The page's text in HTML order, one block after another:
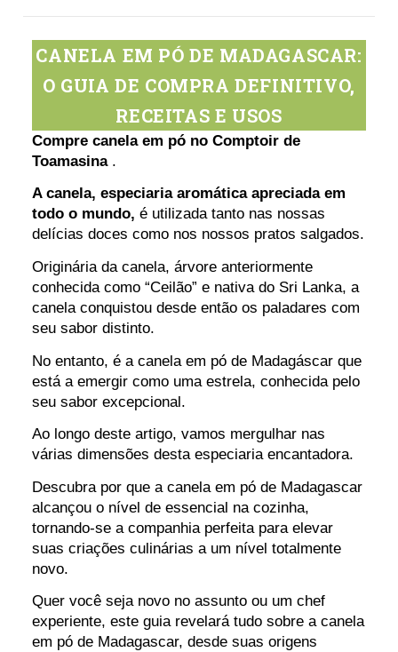
CANELA EM PÓ DE MADAGASCAR:
O GUIA DE COMPRA DEFINITIVO,
RECEITAS E USOS
Compre canela em pó no Comptoir de
Toamasina.
A canela, especiaria aromática apreciada em
todo o mundo, é utilizada tanto nas nossas
delícias doces como nos nossos pratos salgados.
Originária da canela, árvore anteriormente
conhecida como “Ceilão” e nativa do Sri Lanka, a
canela conquistou desde então os paladares com
seu sabor distinto.
No entanto, é a canela em pó de Madagáscar que
está a emergir como uma estrela, conhecida pelo
seu sabor excepcional.
Ao longo deste artigo, vamos mergulhar nas
várias dimensões desta especiaria encantadora.
Descubra por que a canela em pó de Madagascar
alcançou o nível de essencial na cozinha,
tornando-se a companhia perfeita para elevar
suas criações culinárias a um nível totalmente
novo.
Quer você seja novo no assunto ou um chef
experiente, este guia revelará tudo sobre a canela
em pó de Madagascar, desde suas origens